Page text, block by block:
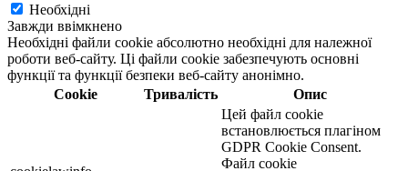
Необхідні
Завжди ввімкнено
Необхідні файли cookie абсолютно необхідні для належної
роботи веб-сайту. Ці файли cookie забезпечують основні
функції та функції безпеки веб-сайту анонімно.
Cookie
Тривалість Опис
Цей файл cookie
встановлюється плагіном
GDPR Cookie Consent.
Файл cookie